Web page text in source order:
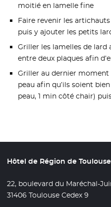
moitié en lamelle fine
Faire revenir les
puis y ajouter les petits
Griller les lamelles de lard
entre deux plaques afin
Griller au dernier moment
peau afin qu’ils soient
peau, 1 min côté chair)
Hôtel de Région de Toulouse
22, boulevard du Maréchal-
31406 Toulouse Cedex 9